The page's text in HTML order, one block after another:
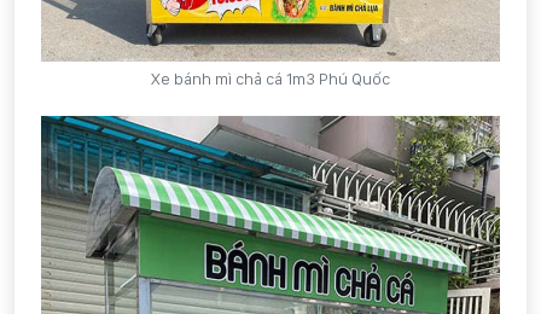
Xe bánh mì chả cá 1m3 Phú Quốc